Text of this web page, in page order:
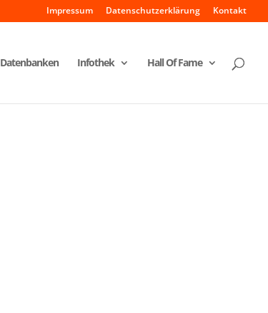
Impressum Datenschutzerklärung Kontakt
Datenbanken Infothek Hall Of Fame